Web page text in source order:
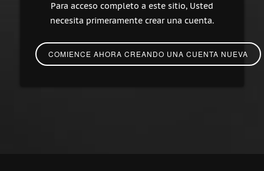
Para acceso completo a este sitio, Usted
necesita primeramente crear una cuenta.